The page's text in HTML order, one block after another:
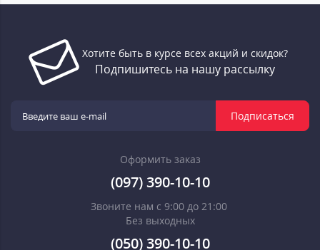
Хотите быть в курсе всех акций и скидок?
Подпишитесь на нашу рассылку
Подписаться
Оформить заказ
(097) 390-10-10
Звоните нам с 9:00 до 21:00
Без выходных
(050) 390-10-10